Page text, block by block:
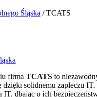
Śląska /TCATS
firma TCATS to
dzięki solidnemu zapleczu
IT, dbając o ich